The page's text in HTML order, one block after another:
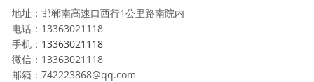
地址：邯郸南高速口西行1公里路南院内
电话：13363021118
手机： 13363021118
微信：13363021118
邮箱：742223868@qq.com